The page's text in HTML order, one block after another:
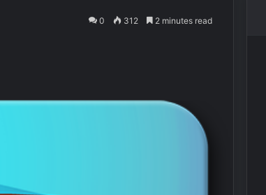
0 312 2 minutes read